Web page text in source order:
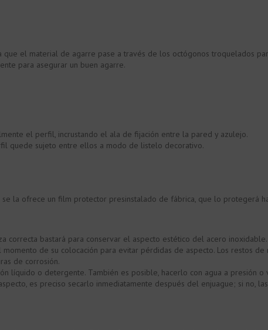
el material de agarre pase a través de los octógonos troquelados
para asegurar un buen agarre.
el perfil, incrustando el ala de fijación entre la pared y azulejo.
quede sujeto entre ellos a modo de listelo decorativo.
la ofrece un film protector presinstalado de fábrica, que lo protegerá
correcta bastará para conservar el aspecto estético del acero inoxidable.
de su colocación para evitar pérdidas de aspecto. Los restos
de corrosión.
líquido o detergente. También es posible, hacerlo con agua a presión
es preciso secarlo inmediatamente después del enjuague; si no,